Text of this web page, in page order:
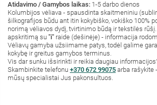
Atidavimo / Gamybos laikas: 1-5 darbo dienos
Kolumbijos vėliava - spausdinta skaitmeniniu
šilkografijos būdu ant itin kokybiško, vokiško 100%
norimą vėliavos dydį, tvirtinimo būdą ir tekstilės
apskritimą su "i" raide (dešinėje) - informacija
Vėliavų gamyba užsiimame patys, todėl galime
kokybę ir greitus gamybos terminus.
Vis dar sunku išsirinkti ir reikia daugiau
Skambinkite telefonu +370 672 99075 arba rašykite -
mūsų specialistai Jus pakonsultuos.